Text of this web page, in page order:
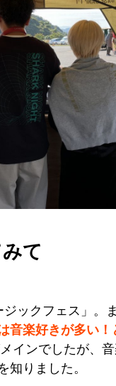
て
ックフェス」。
音楽好きが多い！
インでしたが、
知りました。